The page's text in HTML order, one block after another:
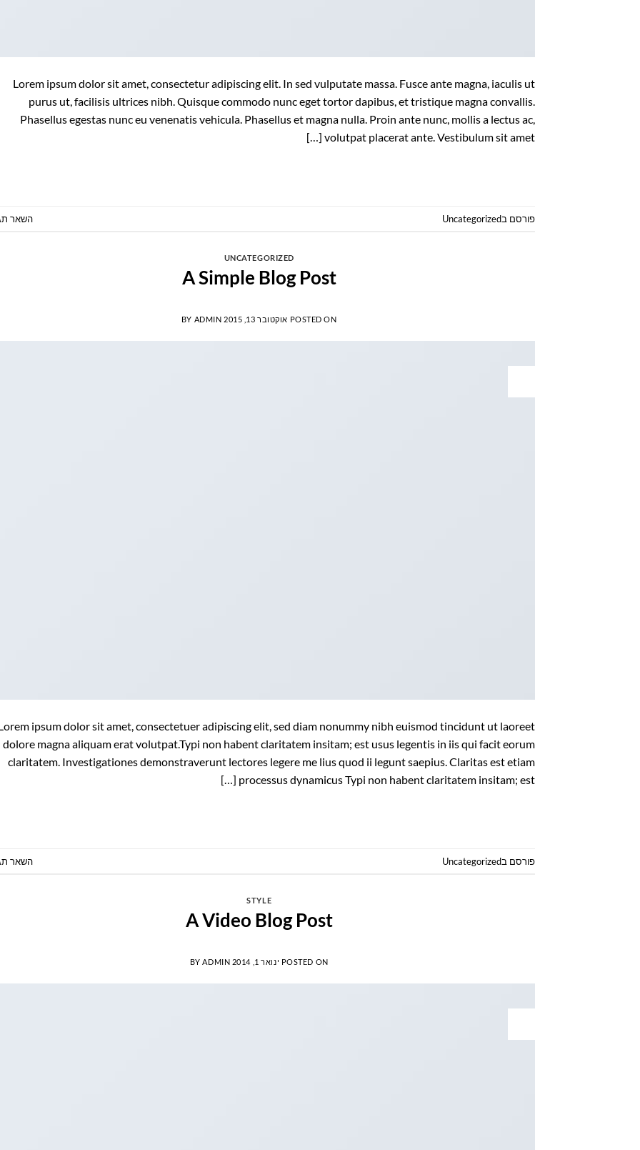
Lorem ipsum dolor sit amet, consectetur adipiscing elit. In sed vulputate massa. Fusce ante magna, iaculis ut
purus ut, facilisis ultrices nibh. Quisque commodo nunc eget tortor dapibus, et tristique magna convallis.
Phasellus egestas nunc eu venenatis vehicula. Phasellus et magna nulla. Proin ante nunc, mollis a lectus ac,
volutpat placerat ante. Vestibulum sit amet […]
פורסם בUncategorized השאר
UNCATEGORIZED
A Simple Blog Post
POSTED ON אוקטובר 13, 2015 BY ADMIN
ipsum dolor sit amet, consectetuer adipiscing elit, sed diam nonummy nibh euismod tincidunt ut laoreet
dolore magna aliquam erat volutpat.Typi non habent claritatem insitam; est usus legentis in iis qui facit eorum
claritatem. Investigationes demonstraverunt lectores legere me lius quod ii legunt saepius. Claritas est etiam
processus dynamicus Typi non habent claritatem insitam; est […]
פורסם בUncategorized השאר
STYLE
A Video Blog Post
POSTED ON ינואר 1, 2014 BYADMIN